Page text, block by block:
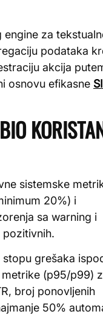
za
podataka
akcija
osnovu efikasne
sistemske
20%) i
sa warning i
pozitivnih.
grešaka
(p95/p99)
broj ponovljenih
50%